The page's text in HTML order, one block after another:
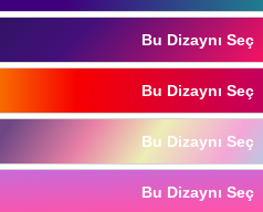
Bu Dizaynı Seç
Bu Dizaynı Seç
Bu Dizaynı Seç
Bu Dizaynı Seç